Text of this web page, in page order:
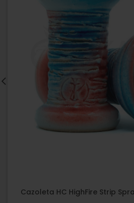
Cazoleta HC HighFire Strip